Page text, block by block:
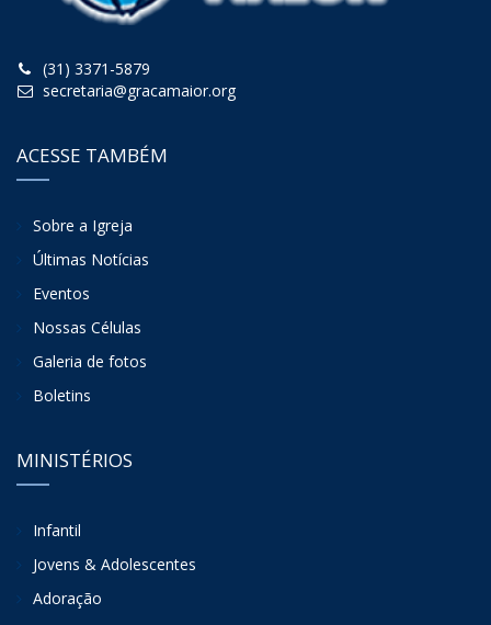
(31) 3371-5879
secretaria@gracamaior.org
ACESSE TAMBÉM
Sobre a Igreja
Últimas Notícias
Eventos
Nossas Células
Galeria de fotos
Boletins
MINISTÉRIOS
Infantil
Jovens & Adolescentes
Adoração